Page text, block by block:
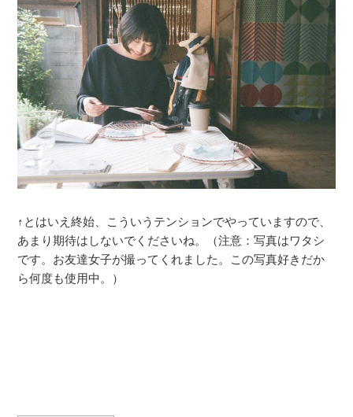
↑とはいえ終始、こういうテンションでやっていますので、
あまり期待はしないでくださいね。（注意：写真はワタシ
です。お友達女子が撮ってくれました。この写真好きだか
ら何度も使用中。）